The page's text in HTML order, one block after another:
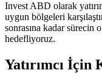
Invest ABD olarak
uygun bölgeleri
sonrasına kadar
hedefliyoruz.
Yatırımcı